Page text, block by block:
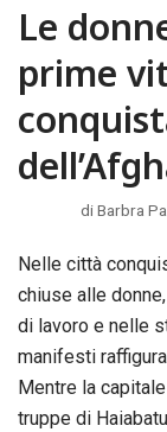
Le
prime
diBarbra
Nelle città
chiuse alle
di lavoro e nelle
manifesti
Mentre la
truppe di